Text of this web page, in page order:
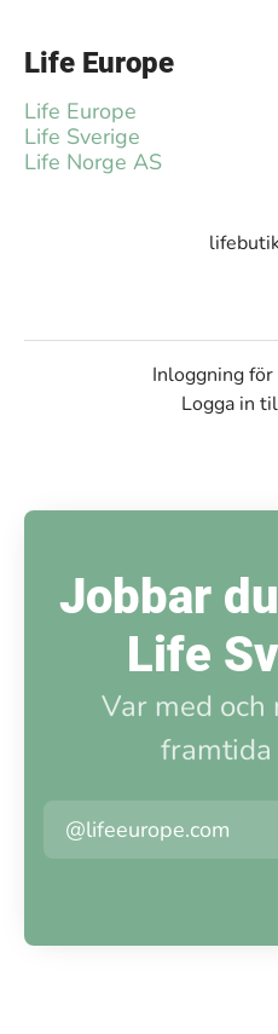
Life Europe
Life Europe
Life Sverige
Life Norge AS
Inloggning
Logga in
Jobbar
Life
Var med
framtida
@lifeeurope.com